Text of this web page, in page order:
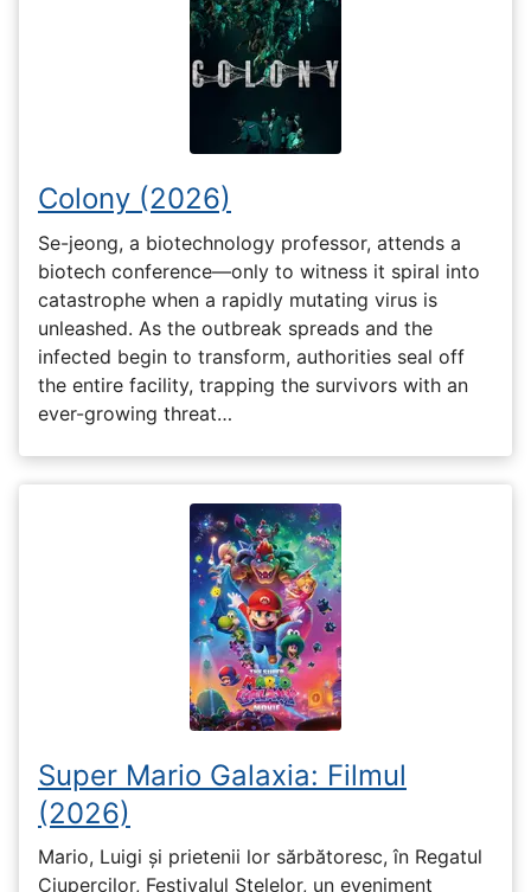
Colony (2026)
Se-jeong, a biotechnology professor, attends a
biotech conference—only to witness it spiral into
catastrophe when a rapidly mutating virus is
unleashed. As the outbreak spreads and the
infected begin to transform, authorities seal off
the entire facility, trapping the survivors with an
ever-growing threat…
Super Mario Galaxia: Filmul
(2026)
Mario, Luigi și prietenii lor sărbătoresc, în Regatul
Ciupercilor, Festivalul Stelelor, un eveniment